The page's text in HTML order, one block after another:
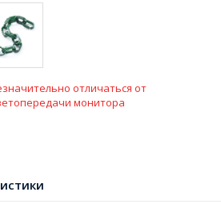
отличаться от
монитора